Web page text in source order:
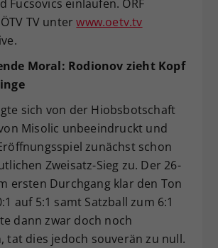
Fucsovics einlaufen. ORF
TV unterwww.oetv.tv
Moral: Rodionov zieht Kopf
sich von der Hiobsbotschaft
Misolic unbeeindruckt und
zunächst schon
Zweisatz-Sieg zu. Der 26-
ersten Durchgang klar den Ton
auf 5:1 samt Satzball zum 6:1
dann zwar doch noch
tat dies jedoch souverän zu null.